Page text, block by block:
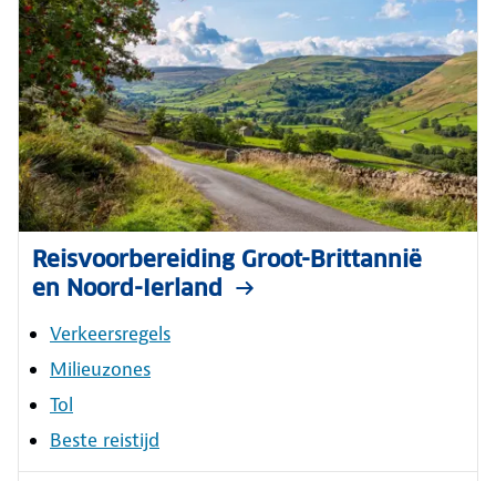
Reisvoorbereiding Groot-Brittannië
en Noord-Ierland
Verkeersregels
Milieuzones
Tol
Beste reistijd